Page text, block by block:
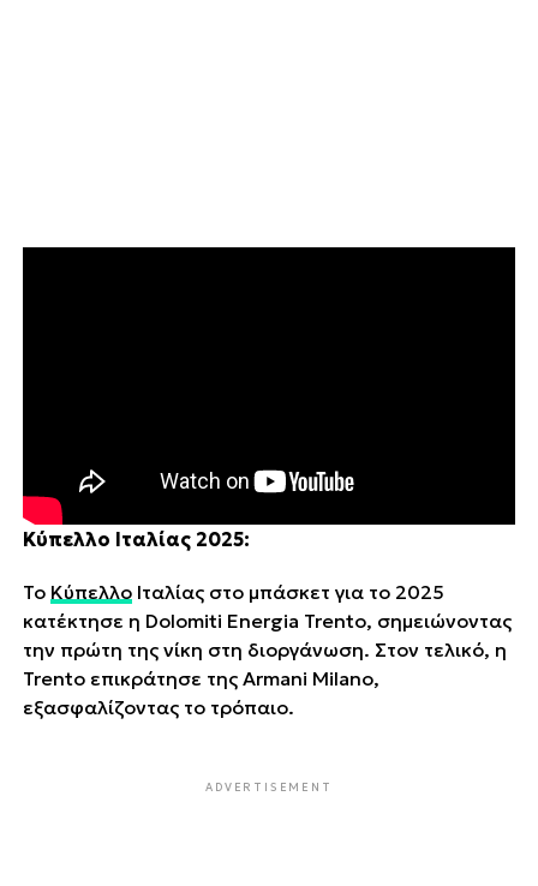
Κύπελλο Ιταλίας 2025:
Το ΚύπελλοΙταλίας στο μπάσκετ για το 2025
κατέκτησε η Dolomiti Energia Trento, σημειώνοντας
την πρώτη της νίκη στη διοργάνωση. Στον τελικό, η
Trento επικράτησε της Armani Milano,
εξασφαλίζοντας το τρόπαιο.
ADVERTISEMENT